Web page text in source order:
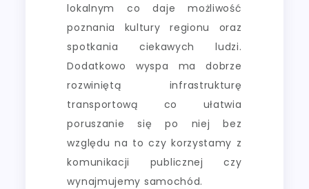
lokalnym co daje możliwość
poznania kultury regionu oraz
spotkania ciekawych ludzi.
Dodatkowo wyspa ma dobrze
rozwiniętą infrastrukturę
transportową co ułatwia
poruszanie się po niej bez
względu na to czy korzystamy z
komunikacji publicznej czy
wynajmujemy samochód.